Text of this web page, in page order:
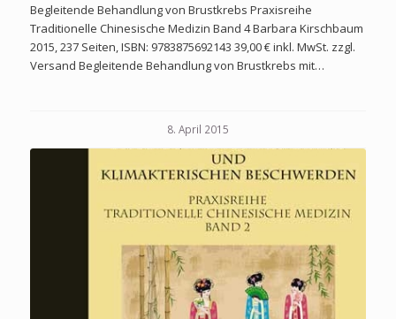
Begleitende Behandlung von Brustkrebs Praxisreihe
Traditionelle Chinesische Medizin Band 4 Barbara Kirschbaum
2015, 237 Seiten, ISBN: 9783875692143 39,00 € inkl. MwSt. zzgl.
Versand Begleitende Behandlung von Brustkrebs mit…
8. April 2015